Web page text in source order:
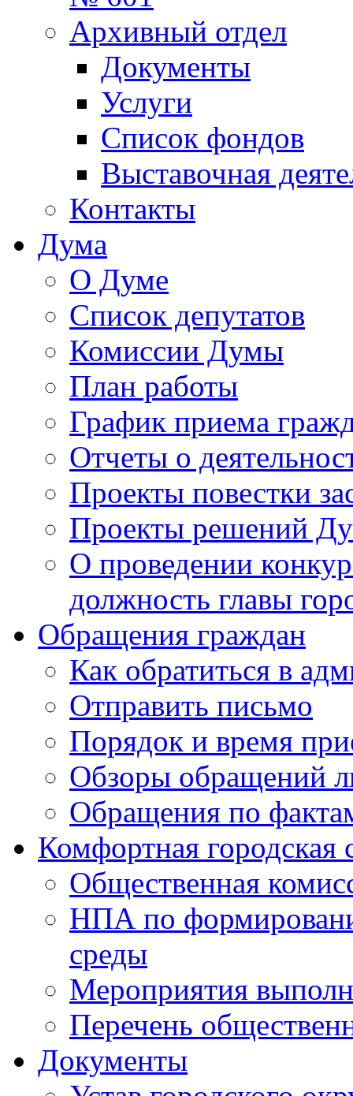
Архивный отдел
Документы
Услуги
Список фондов
Выставочная
Контакты
Дума
О Думе
Список депутатов
Комиссии Думы
План работы
График приема
Отчеты о
Проекты повестки
Проекты решений
О проведении
должность главы
Обращения граждан
Как обратиться в
Отправить письмо
Порядок и время
Обзоры обращений
Обращения по
Комфортная городская
Общественная
НПА по
среды
Мероприятия
Перечень
Документы